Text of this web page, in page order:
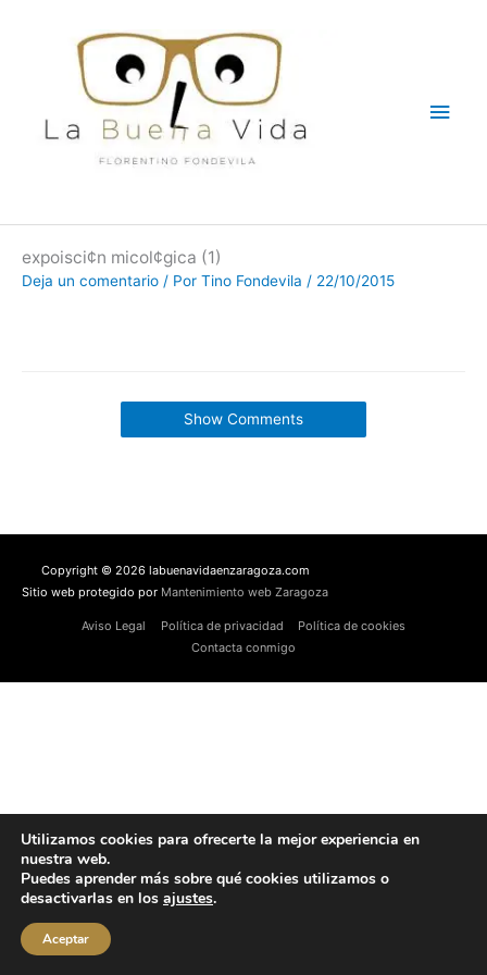
expoisci¢n micol¢gica (1)
Deja un comentario / Por Tino Fondevila / 22/10/2015
Show Comments
Copyright © 2026 labuenavidaenzaragoza.com
Sitio web protegido por Mantenimiento web Zaragoza
Aviso Legal Política de privacidad
Política de cookies
Contacta conmigo
Utilizamos cookies para ofrecerte la mejor experiencia en
nuestra web.
Puedes aprender más sobre qué cookies utilizamos o
desactivarlas en los ajustes.
Aceptar